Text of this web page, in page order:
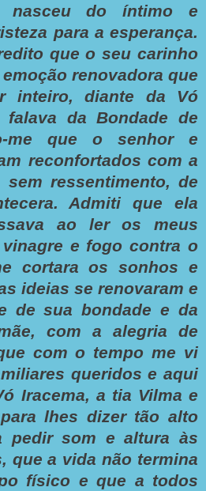
nasceu do íntimo e
para a esperança.
que o seu carinho
renovadora que
inteiro, diante da Vó
falava da Bondade de
me que o senhor e
reconfortados com a
sem ressentimento, de
Admiti que ela
ao ler os meus
e fogo contra o
cortara os sonhos e
ideias se renovaram e
de sua bondade e da
com a alegria de
com o tempo me vi
queridos e aqui
Iracema, a tia Vilma e
lhes dizer tão alto
pedir som e altura às
que a vida não termina
físico e que a todos